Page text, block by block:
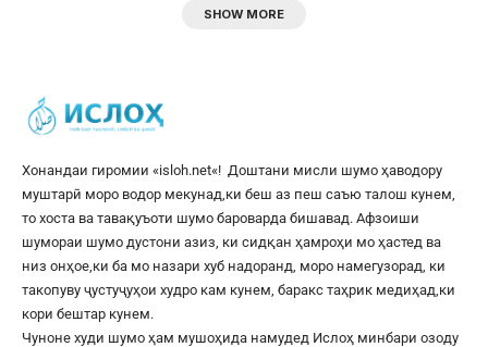
SHOW MORE
Хонандаи гиромии «isloh.net«! Доштани мисли шумо ҳаводору
муштарӣ моро водор мекунад,ки беш аз пеш саъю талош кунем,
то хоста ва тавақуъоти шумо бароварда бишавад. Афзоиши
шумораи шумо дустони азиз, ки сидқан ҳамроҳи мо ҳастед ва
низ онҳое,ки ба мо назари хуб надоранд, моро намегузорад, ки
такопуву ҷустуҷуҳои худро кам кунем, баракс таҳрик медиҳад,ки
кори бештар кунем.
Чуноне худи шумо ҳам мушоҳида намудед Ислоҳ минбари озоду